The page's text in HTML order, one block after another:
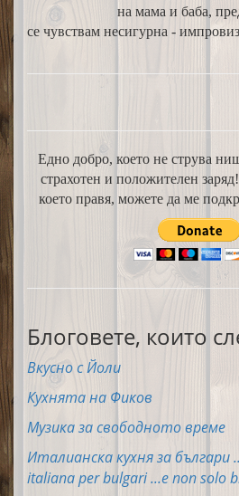
на мама и баба,
се чувствам несигурна -
Едно добро, което не струва
страхотен и положителен
което правя, можете да ме
Блоговете, които
Вкусно с Йоли
Кухнята на Фиков
Музика за свободното време
Италианска кухня за българи
italiana per bulgari ...e non solo